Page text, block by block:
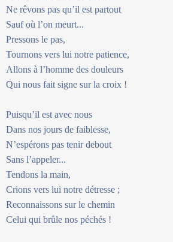
Ne rêvons pas qu’il est partout
Sauf où l’on meurt...
Pressons le pas,
Tournons vers lui notre patience,
Allons à l’homme des douleurs
Qui nous fait signe sur la croix !
Puisqu’il est avec nous
Dans nos jours de faiblesse,
N’espérons pas tenir debout
Sans l’appeler...
Tendons la main,
Crions vers lui notre détresse ;
Reconnaissons sur le chemin
Celui qui brûle nos péchés !